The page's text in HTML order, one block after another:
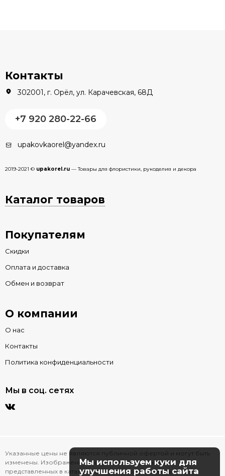
Контакты
302001, г. Орёл, ул. Карачевская, 68Д
+7 920 280-22-66
upakovkaorel@yandex.ru
2019-2021 © upakorel.ru — Товары для флористики, рукоделия и декора
Каталог товаров
Покупателям
Скидки
Оплата и доставка
Обмен и возврат
О компании
О нас
Контакты
Политика конфиденциальности
Мы в соц. сетях
Указанные цены не являются публичной офертой и могут быть
изменены. Изображения товаров на фотографиях,
представленных в каталоге на сайте, могут отличаться от
Мы используем куки для
улучшения работы сайта